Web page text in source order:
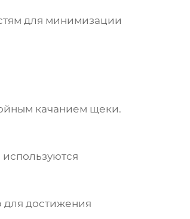
для минимизации
качанием щеки.
для достижения